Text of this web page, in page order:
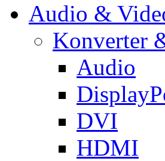
Audio &
Konverter
Audio
DVI
HDMI